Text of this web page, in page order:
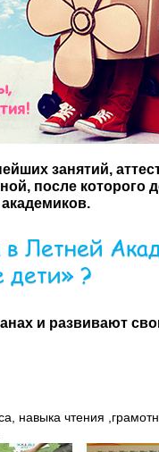
занятий,
после которого
в Летней
дети» ?
и развивают
навыка чтения